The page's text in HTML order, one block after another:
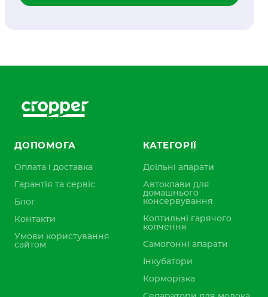
ДОПОМОГА
Оплата і доставка
Гарантія та сервіс
Блог
Контакти
Умови користування
сайтом
КАТЕГОРІЇ
Доїльні апарати
Автоклави для
домашнього
консервування
Коптильні гарячого
копчення
Самогонні апарати
Інкубатори
Корморізка